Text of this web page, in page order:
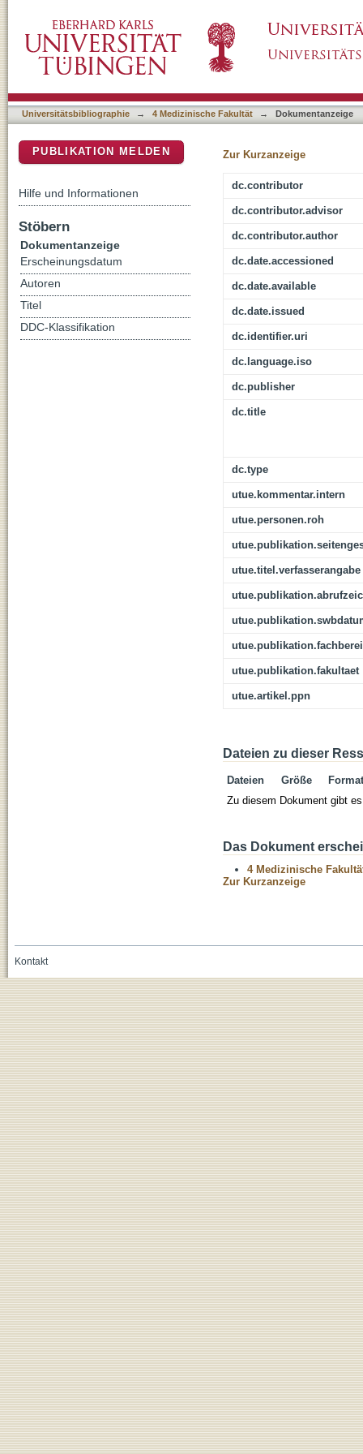
der murinen akuten und chronischen
Universitätsbibliographie → 4 Medizinische Fakultät → Dokumentanzeige
Zur Kurzanzeige
dc.contributor
dc.contributor.advisor
dc.contributor.author
dc.date.accessioned
dc.date.available
dc.date.issued
dc.identifier.uri
dc.language.iso
dc.publisher
dc.title
dc.type
utue.kommentar.intern
utue.personen.roh
utue.titel.verfasserangabe
utue.publikation.fakultaet
utue.artikel.ppn
Dateien zu dieser
Dateien Größe
Format
Zu diesem Dokument gibt
Das Dokument
4 Medizinische
Zur Kurzanzeige
PUBLIKATION MELDEN
Hilfe und Informationen
Stöbern
Dokumentanzeige
Erscheinungsdatum
Autoren
Titel
DDC-Klassifikation
Kontakt